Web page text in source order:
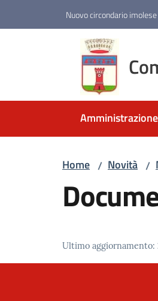
Nuovo circondario imolese
Amministrazione
Home / Novità /
Ultimo aggiornamento: